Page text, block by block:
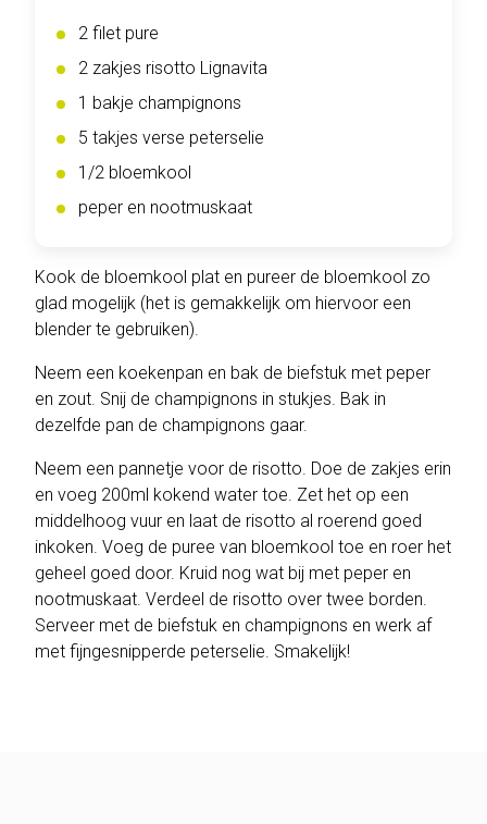
Kook de bloemkool plat en pureer de bloemkool zo
glad mogelijk (het is gemakkelijk om hiervoor een
blender te gebruiken).
Neem een koekenpan en bak de biefstuk met peper
en zout. Snij de champignons in stukjes. Bak in
dezelfde pan de champignons gaar.
Neem een pannetje voor de risotto. Doe de zakjes erin
en voeg 200ml kokend water toe. Zet het op een
middelhoog vuur en laat de risotto al roerend goed
inkoken. Voeg de puree van bloemkool toe en roer het
geheel goed door. Kruid nog wat bij met peper en
nootmuskaat. Verdeel de risotto over twee borden.
Serveer met de biefstuk en champignons en werk af
met fijngesnipperde peterselie. Smakelijk!
2 filet pure
2 zakjes risotto Lignavita
1 bakje champignons
5 takjes verse peterselie
1/2 bloemkool
peper en nootmuskaat